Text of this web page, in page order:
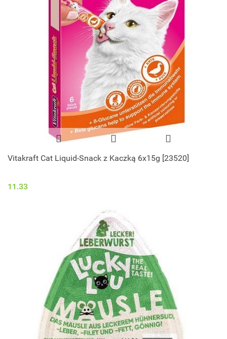
Vitakraft Cat Liquid-Snack z Kaczką 6x15g [23520]
11.33